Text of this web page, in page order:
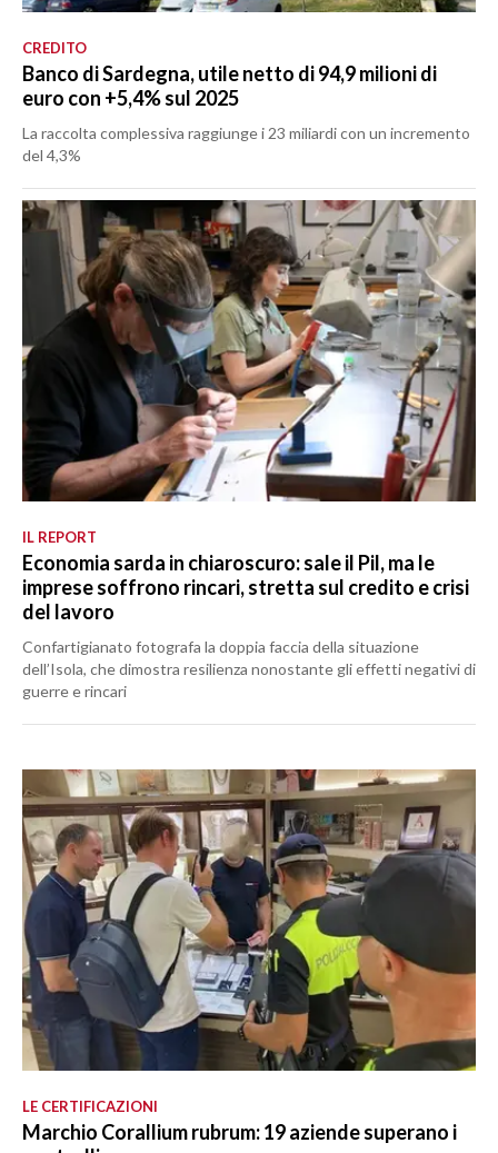
CREDITO
Banco di Sardegna, utile netto di 94,9 milioni di
euro con +5,4% sul 2025
La raccolta complessiva raggiunge i 23 miliardi con un incremento
del 4,3%
IL REPORT
Economia sarda in chiaroscuro: sale il Pil, ma le
imprese soffrono rincari, stretta sul credito e crisi
del lavoro
Confartigianato fotografa la doppia faccia della situazione
dell’Isola, che dimostra resilienza nonostante gli effetti negativi di
guerre e rincari
LE CERTIFICAZIONI
Marchio Corallium rubrum: 19 aziende superano i